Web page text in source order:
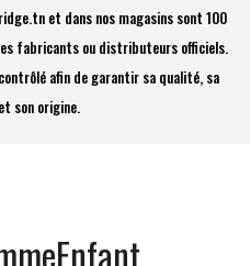
et dans nos magasins sont 100
fabricants ou distributeurs officiels.
afin de garantir sa qualité, sa
son origine.
Enfant